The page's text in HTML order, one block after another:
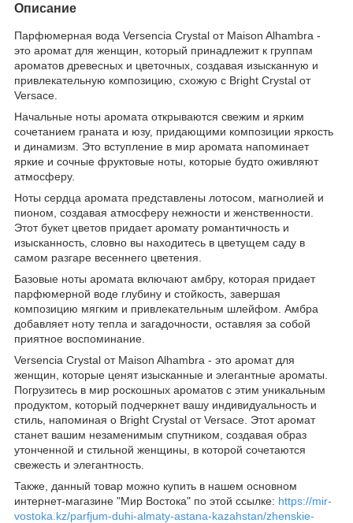
Описание
Парфюмерная вода Versencia Crystal от Maison Alhambra -
это аромат для женщин, который принадлежит к группам
ароматов древесных и цветочных, создавая изысканную и
привлекательную композицию, схожую с Bright Crystal от
Versace.
Начальные ноты аромата открываются свежим и ярким
сочетанием граната и юзу, придающими композиции яркость
и динамизм. Это вступление в мир аромата напоминает
яркие и сочные фруктовые ноты, которые будто оживляют
атмосферу.
Ноты сердца аромата представлены лотосом, магнолией и
пионом, создавая атмосферу нежности и женственности.
Этот букет цветов придает аромату романтичность и
изысканность, словно вы находитесь в цветущем саду в
самом разгаре весеннего цветения.
Базовые ноты аромата включают амбру, которая придает
парфюмерной воде глубину и стойкость, завершая
композицию мягким и привлекательным шлейфом. Амбра
добавляет ноту тепла и загадочности, оставляя за собой
приятное воспоминание.
Versencia Crystal от Maison Alhambra - это аромат для
женщин, которые ценят изысканные и элегантные ароматы.
Погрузитесь в мир роскошных ароматов с этим уникальным
продуктом, который подчеркнет вашу индивидуальность и
стиль, напоминая о Bright Crystal от Versace. Этот аромат
станет вашим незаменимым спутником, создавая образ
утонченной и стильной женщины, в которой сочетаются
свежесть и элегантность.
Также, данный товар можно купить в нашем основном
интернет-магазине "Мир Востока" по этой ссылке: https://mir-
vostoka.kz/parfjum-duhi-almaty-astana-kazahstan/zhenskie-